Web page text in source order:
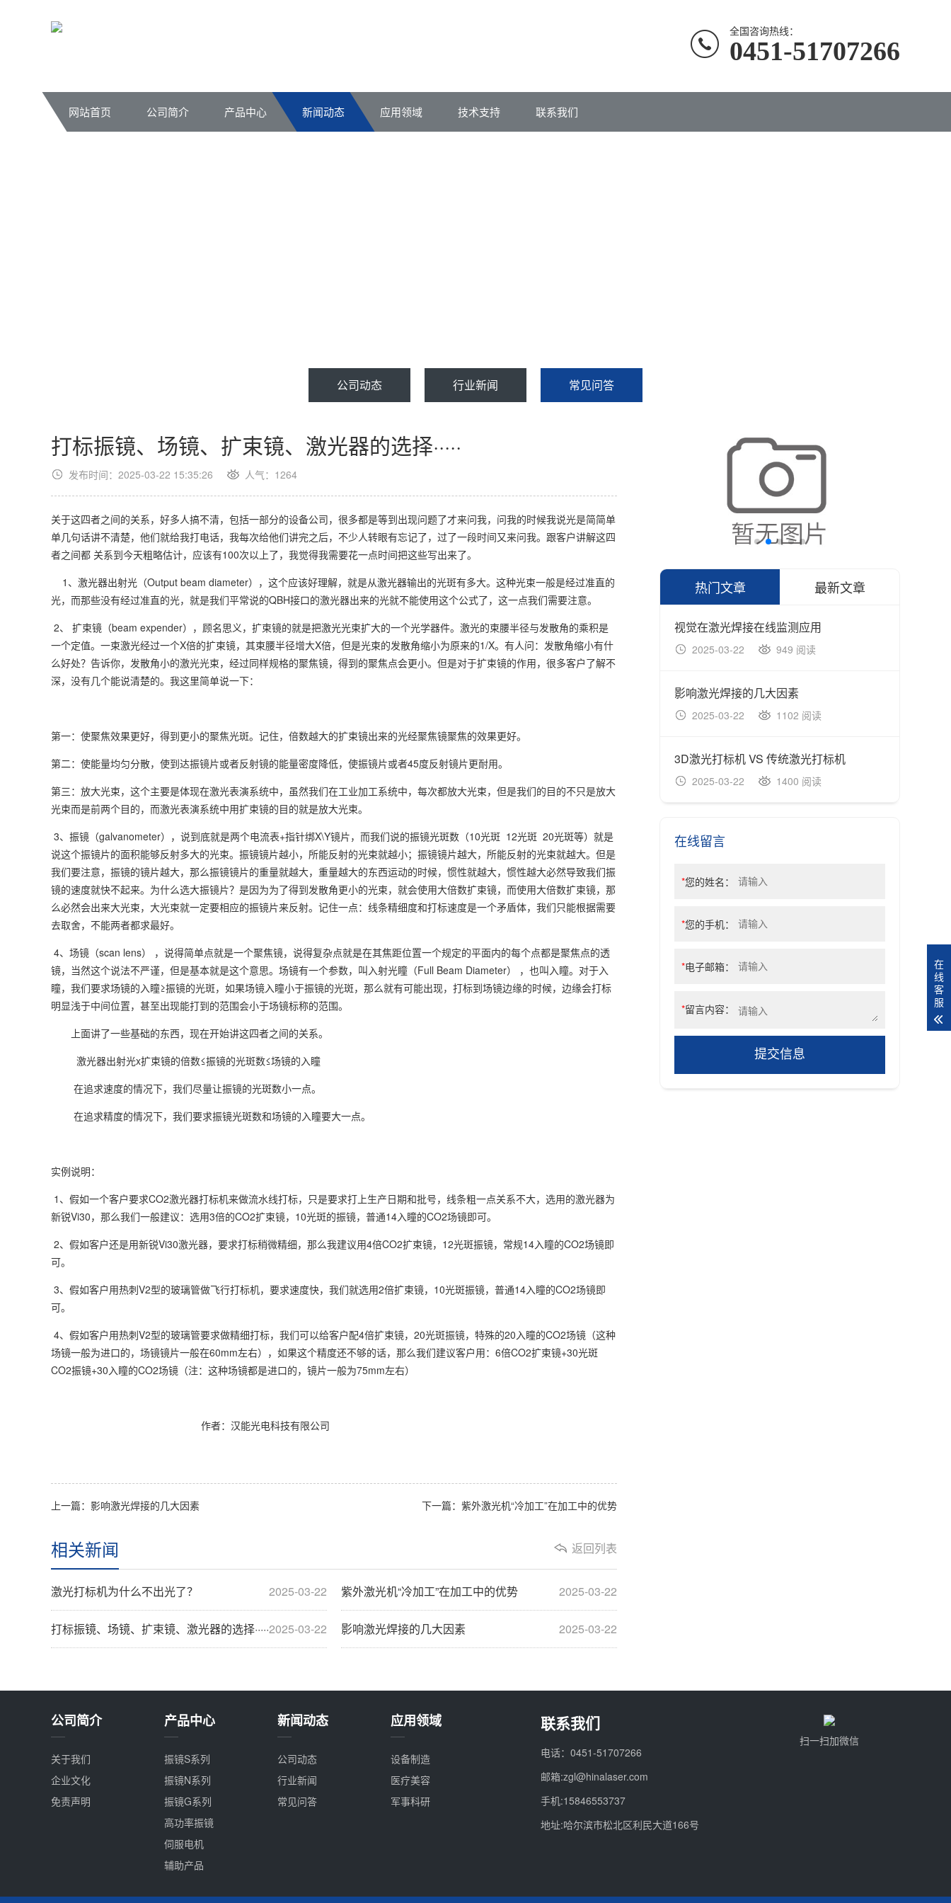
全国咨询热线：
0451-51707266
网站首页 公司简介 产品中心 新闻动态 应用领域 技术支持 联系我们
公司动态 行业新闻 常见问答
打标振镜、场镜、扩束镜、激光器的选择·····
发布时间：2025-03-22 15:35:26 人气：1264
关于这四者之间的关系，好多人搞不清，包括一部分的设备公司，很多都是等到出现问题了才来问我，问我的时候我说光是简简单
单几句话讲不清楚，他们就给我打电话，我每次给他们讲完之后，不少人转眼有忘记了，过了一段时间又来问我。跟客户讲解这四
者之间都 关系到今天粗略估计，应该有100次以上了，我觉得我需要花一点时间把这些写出来了。
1、激光器出射光（Output beam diameter），这个应该好理解，就是从激光器输出的光斑有多大。这种光束一般是经过准直的
光，而那些没有经过准直的光，就是我们平常说的QBH接口的激光器出来的光就不能使用这个公式了，这一点我们需要注意。
2、 扩束镜（beam expender），顾名思义，扩束镜的就是把激光光束扩大的一个光学器件。激光的束腰半径与发散角的乘积是
一个定值。一束激光经过一个X倍的扩束镜，其束腰半径增大X倍，但是光束的发散角缩小为原来的1/X。有人问：发散角缩小有什
么好处？告诉你，发散角小的激光光束，经过同样规格的聚焦镜，得到的聚焦点会更小。但是对于扩束镜的作用，很多客户了解不
深，没有几个能说清楚的。我这里简单说一下：
第一：使聚焦效果更好，得到更小的聚焦光斑。记住，倍数越大的扩束镜出来的光经聚焦镜聚焦的效果更好。
第二：使能量均匀分散，使到达振镜片或者反射镜的能量密度降低，使振镜片或者45度反射镜片更耐用。
第三：放大光束，这个主要是体现在激光表演系统中，虽然我们在工业加工系统中，每次都放大光束，但是我们的目的不只是放大
光束而是前两个目的，而激光表演系统中用扩束镜的目的就是放大光束。
3、振镜（galvanometer），说到底就是两个电流表+指针绑X\Y镜片，而我们说的振镜光斑数（10光斑 12光斑 20光斑等）就是
说这个振镜片的面积能够反射多大的光束。振镜镜片越小，所能反射的光束就越小；振镜镜片越大，所能反射的光束就越大。但是
我们要注意，振镜的镜片越大，那么振镜镜片的重量就越大，重量越大的东西运动的时候，惯性就越大，惯性越大必然导致我们振
镜的速度就快不起来。为什么选大振镜片？是因为为了得到发散角更小的光束，就会使用大倍数扩束镜，而使用大倍数扩束镜，那
么必然会出来大光束，大光束就一定要相应的振镜片来反射。记住一点：线条精细度和打标速度是一个矛盾体，我们只能根据需要
去取舍，不能两者都求最好。
4、场镜（scan lens） ，说得简单点就是一个聚焦镜，说得复杂点就是在其焦距位置一个规定的平面内的每个点都是聚焦点的透
镜，当然这个说法不严谨，但是基本就是这个意思。场镜有一个参数，叫入射光瞳（Full Beam Diameter） ，也叫入瞳。对于入
瞳，我们要求场镜的入瞳≥振镜的光斑，如果场镜入瞳小于振镜的光斑，那么就有可能出现，打标到场镜边缘的时候，边缘会打标
明显浅于中间位置，甚至出现能打到的范围会小于场镜标称的范围。
上面讲了一些基础的东西，现在开始讲这四者之间的关系。
激光器出射光x扩束镜的倍数≤振镜的光斑数≤场镜的入瞳
在追求速度的情况下，我们尽量让振镜的光斑数小一点。
在追求精度的情况下，我们要求振镜光斑数和场镜的入瞳要大一点。
实例说明：
1、假如一个客户要求CO2激光器打标机来做流水线打标，只是要求打上生产日期和批号，线条粗一点关系不大，选用的激光器为
新锐Vi30，那么我们一般建议：选用3倍的CO2扩束镜，10光斑的振镜，普通14入瞳的CO2场镜即可。
2、假如客户还是用新锐Vi30激光器，要求打标稍微精细，那么我建议用4倍CO2扩束镜，12光斑振镜，常规14入瞳的CO2场镜即
可。
3、假如客户用热刺V2型的玻璃管做飞行打标机，要求速度快，我们就选用2倍扩束镜，10光斑振镜，普通14入瞳的CO2场镜即
可。
4、假如客户用热刺V2型的玻璃管要求做精细打标，我们可以给客户配4倍扩束镜，20光斑振镜，特殊的20入瞳的CO2场镜（这种
场镜一般为进口的，场镜镜片一般在60mm左右），如果这个精度还不够的话，那么我们建议客户用：6倍CO2扩束镜+30光斑
CO2振镜+30入瞳的CO2场镜（注：这种场镜都是进口的，镜片一般为75mm左右）
作者：汉能光电科技有限公司
上一篇：影响激光焊接的几大因素 下一篇：紫外激光机“冷加工”在加工中的优势
返回列表
相关新闻
2025-03-22
激光打标机为什么不出光了？ 2025-03-22
紫外激光机“冷加工”在加工中的优势
2025-03-22
打标振镜、场镜、扩束镜、激光器的选择····· 2025-03-22
影响激光焊接的几大因素
热门文章 最新文章
视觉在激光焊接在线监测应用
2025-03-22 949 阅读
影响激光焊接的几大因素
2025-03-22 1102 阅读
3D激光打标机 VS 传统激光打标机
2025-03-22 1400 阅读
在线留言
*您的姓名：
*您的手机：
*电子邮箱：
*留言内容：
提交信息
公司简介
关于我们
企业文化
免责声明
产品中心
振镜S系列
振镜N系列
振镜G系列
高功率振镜
伺服电机
辅助产品
新闻动态
公司动态
行业新闻
常见问答
应用领域
设备制造
医疗美容
军事科研
扫一扫加微信
联系我们
电话：0451-51707266
邮箱:zgl@hinalaser.com
手机:15846553737
地址:哈尔滨市松北区利民大道166号
在
线
客
服